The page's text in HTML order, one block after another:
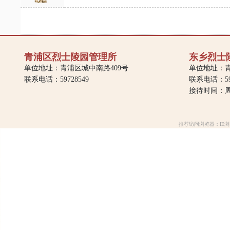
青浦区烈士陵园管理所
单位地址：青浦区城中南路409号
联系电话：59728549
东乡烈士
单位地址：
联系电话：
接待时间：
推荐访问浏览器：IE